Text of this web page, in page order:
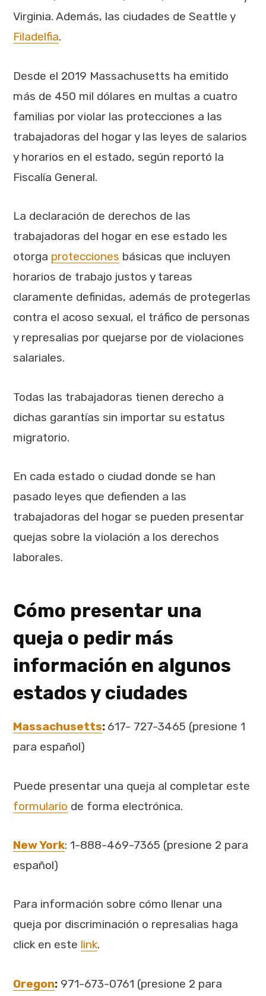
Virginia. Además, las ciudades de Seattle y
Filadelfia.
Desde el 2019 Massachusetts ha emitido
más de 450 mil dólares en multas a cuatro
familias por violar las protecciones a las
trabajadoras del hogar y las leyes de salarios
y horarios en el estado, según reportó la
Fiscalía General.
La declaración de derechos de las
trabajadoras del hogar en ese estado les
otorga protecciones básicas que incluyen
horarios de trabajo justos y tareas
claramente definidas, además de protegerlas
contra el acoso sexual, el tráfico de personas
y represalias por quejarse por de violaciones
salariales.
Todas las trabajadoras tienen derecho a
dichas garantías sin importar su estatus
migratorio.
En cada estado o ciudad donde se han
pasado leyes que defienden a las
trabajadoras del hogar se pueden presentar
quejas sobre la violación a los derechos
laborales.
Cómo presentar una
queja o pedir más
información en algunos
estados y ciudades
Massachusetts: 617- 727-3465 (presione 1
para español)
Puede presentar una queja al completar este
formulario de forma electrónica.
New York: 1-888-469-7365 (presione 2 para
español)
Para información sobre cómo llenar una
queja por discriminación o represalias haga
click en este link.
Oregon: 971-673-0761 (presione 2 para